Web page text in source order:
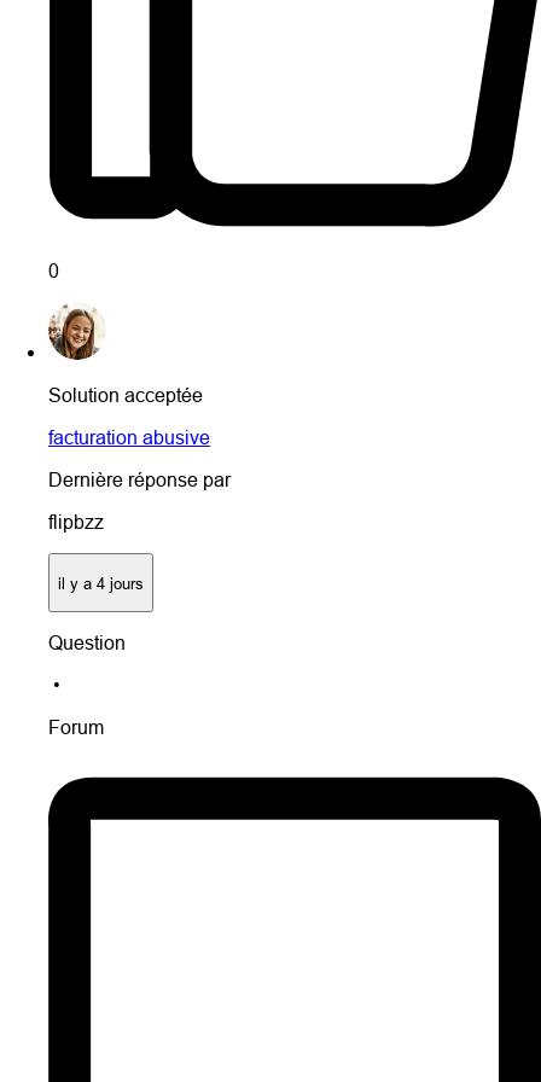
0
Solution acceptée
facturation abusive
Dernière réponse par
flipbzz
il y a 4 jours
Question
•
Forum